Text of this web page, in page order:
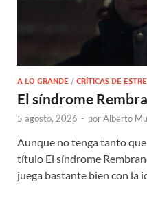
A LO GRANDE / CRÍTICAS DE
El síndrome
5 agosto, 2026 - porAlberto
Aunque no tenga tanto
título El síndrome
juega bastante bien con la